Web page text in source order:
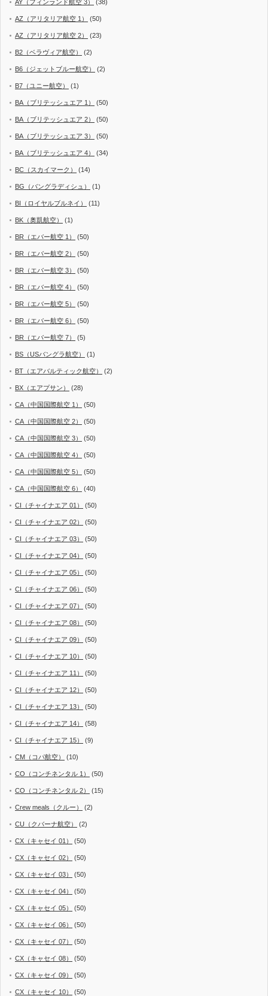
AY（フィンランド航空 3） (38)
AZ（アリタリア航空 1） (50)
AZ（アリタリア航空 2） (23)
B2（ベラヴィア航空） (2)
B6（ジェットブルー航空） (2)
B7（ユニー航空） (1)
BA（ブリテッシュエア 1） (50)
BA（ブリテッシュエア 2） (50)
BA（ブリテッシュエア 3） (50)
BA（ブリテッシュエア 4） (34)
BC（スカイマーク） (14)
BG（バングラディシュ） (1)
BI（ロイヤルブルネイ） (11)
BK（奥凱航空） (1)
BR（エバー航空 1） (50)
BR（エバー航空 2） (50)
BR（エバー航空 3） (50)
BR（エバー航空 4） (50)
BR（エバー航空 5） (50)
BR（エバー航空 6） (50)
BR（エバー航空 7） (5)
BS（USバングラ航空） (1)
BT（エアバルティック航空） (2)
BX（エアプサン） (28)
CA（中国国際航空 1） (50)
CA（中国国際航空 2） (50)
CA（中国国際航空 3） (50)
CA（中国国際航空 4） (50)
CA（中国国際航空 5） (50)
CA（中国国際航空 6） (40)
CI（チャイナエア 01） (50)
CI（チャイナエア 02） (50)
CI（チャイナエア 03） (50)
CI（チャイナエア 04） (50)
CI（チャイナエア 05） (50)
CI（チャイナエア 06） (50)
CI（チャイナエア 07） (50)
CI（チャイナエア 08） (50)
CI（チャイナエア 09） (50)
CI（チャイナエア 10） (50)
CI（チャイナエア 11） (50)
CI（チャイナエア 12） (50)
CI（チャイナエア 13） (50)
CI（チャイナエア 14） (58)
CI（チャイナエア 15） (9)
CM（コパ航空） (10)
CO（コンチネンタル 1） (50)
CO（コンチネンタル 2） (15)
Crew meals（クルー） (2)
CU（クバーナ航空） (2)
CX（キャセイ 01） (50)
CX（キャセイ 02） (50)
CX（キャセイ 03） (50)
CX（キャセイ 04） (50)
CX（キャセイ 05） (50)
CX（キャセイ 06） (50)
CX（キャセイ 07） (50)
CX（キャセイ 08） (50)
CX（キャセイ 09） (50)
CX（キャセイ 10） (50)